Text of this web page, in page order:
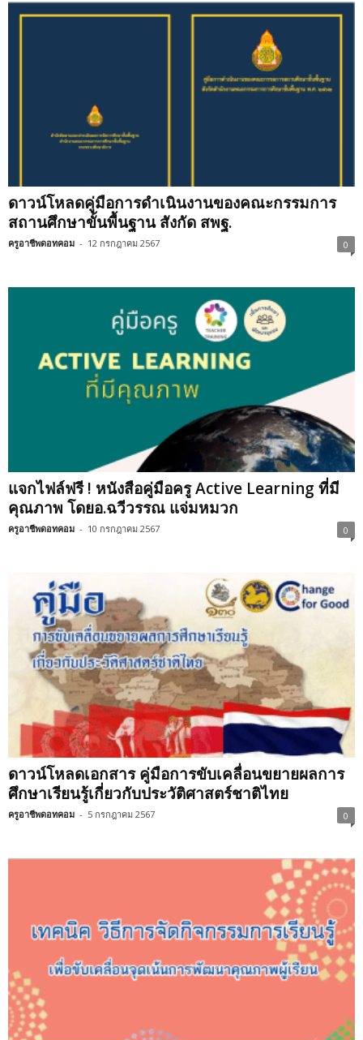
ดาวน์โหลดคู่มือการดำเนินงานของคณะกรรมการ
สถานศึกษาขั้นพื้นฐาน สังกัด สพฐ.
ครูอาชีพดอทคอม - 12 กรกฎาคม 2567 0
แจกไฟล์ฟรี ! หนังสือคู่มือครู Active Learning ที่มี
คุณภาพ โดยอ.ฉวีวรรณ แจ่มหมวก
ครูอาชีพดอทคอม - 10 กรกฎาคม 2567 0
ดาวน์โหลดเอกสาร คู่มือการขับเคลื่อนขยายผลการ
ศึกษาเรียนรู้เกี่ยวกับประวัติศาสตร์ชาติไทย
ครูอาชีพดอทคอม - 5 กรกฎาคม 2567 0